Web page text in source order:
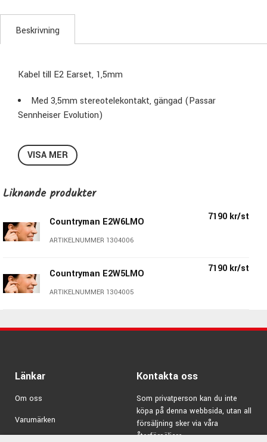
Beskrivning
Kabel till E2 Earset, 1,5mm
Med 3,5mm stereotelekontakt, gängad (Passar
Sennheiser Evolution)
VISA MER
Liknande produkter
Countryman E2W6LMO
ARTIKELNUMMER 1304006
7190 kr/st
Countryman E2W5LMO
ARTIKELNUMMER 1304005
7190 kr/st
Länkar
Om oss
Varumärken
Kontakta oss
Som privatperson kan du inte
köpa på denna webbsida, utan all
försäljning sker via våra
återförsäljare.